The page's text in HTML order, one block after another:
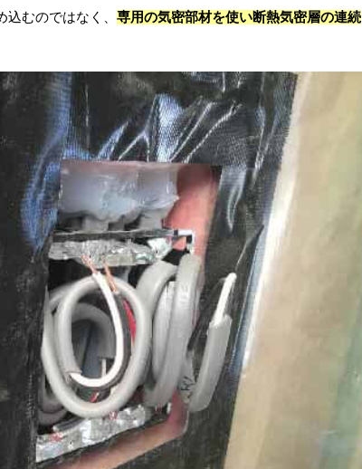
むのではなく、 専用の気密部材を使い断熱気密層の連続